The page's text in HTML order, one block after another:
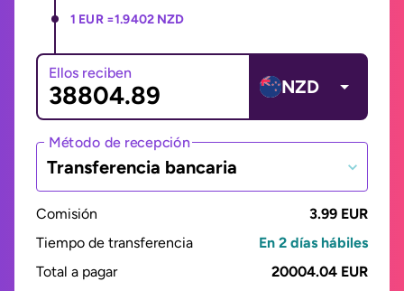
1 EUR =1.9402 NZD
Ellos reciben
NZD
Método de recepción
Transferencia bancaria
Comisión
3.99 EUR
Tiempo de transferencia
En 2 días hábiles
Total a pagar
20004.04 EUR